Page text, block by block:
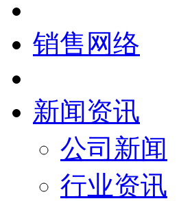
销售网络
新闻资讯
公司新闻
行业资讯